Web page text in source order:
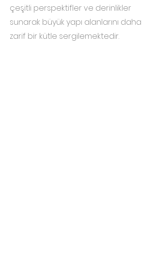
çeşitli perspektifler ve derinlikler
sunarak büyük yapı alanlarını daha
zarif bir kütle sergilemektedir.